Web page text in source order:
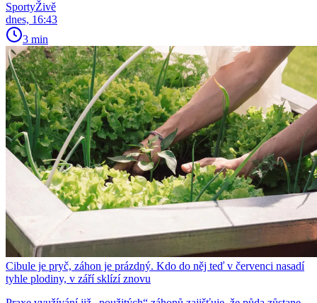
SportyŽivě
dnes, 16:43
3 min
Cibule je pryč, záhon je prázdný. Kdo do něj teď v červenci nasadí
tyhle plodiny, v září sklízí znovu